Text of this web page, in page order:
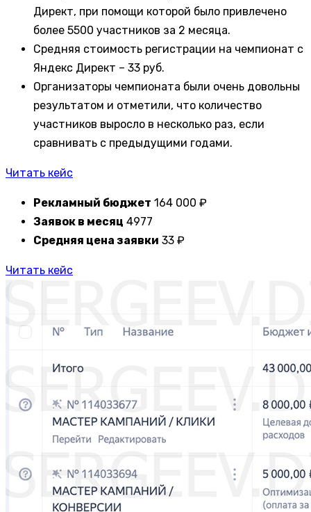
Директ, при помощи которой было привлечено
более 5500 участников за 2 месяца.
Средняя стоимость регистрации на чемпионат с
Яндекс Директ – 33 руб.
Организаторы чемпионата были очень довольны
результатом и отметили, что количество
участников выросло в несколько раз, если
сравнивать с предыдущими годами.
Читать кейс
Рекламный бюджет 164 000 ₽
Заявок в месяц 4977
Средняя цена заявки 33 ₽
Читать кейс